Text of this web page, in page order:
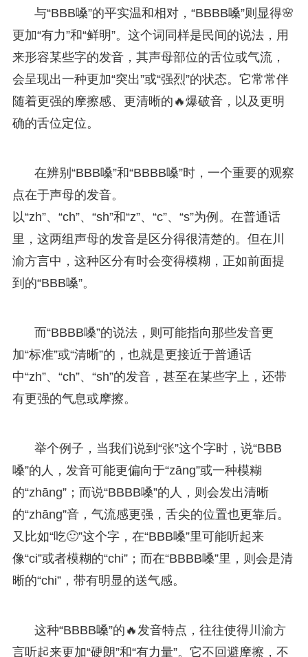
与“BBB嗓”的平实温和相对，“BBBB嗓”则显得🌸
更加“有力”和“鲜明”。这个词同样是民间的说法，用
来形容某些字的发音，其声母部位的舌位或气流，
会呈现出一种更加“突出”或“强烈”的状态。它常常伴
随着更强的摩擦感、更清晰的🔥爆破音，以及更明
确的舌位定位。
在辨别“BBB嗓”和“BBBB嗓”时，一个重要的观察
点在于声母的发音。
以“zh”、“ch”、“sh”和“z”、“c”、“s”为例。在普通话
里，这两组声母的发音是区分得很清楚的。但在川
渝方言中，这种区分有时会变得模糊，正如前面提
到的“BBB嗓”。
而“BBBB嗓”的说法，则可能指向那些发音更
加“标准”或“清晰”的，也就是更接近于普通话
中“zh”、“ch”、“sh”的发音，甚至在某些字上，还带
有更强的气息或摩擦。
举个例子，当我们说到“张”这个字时，说“BBB
嗓”的人，发音可能更偏向于“zāng”或一种模糊
的“zhāng”；而说“BBBB嗓”的人，则会发出清晰
的“zhāng”音，气流感更强，舌尖的位置也更靠后。
又比如“吃🙂”这个字，在“BBB嗓”里可能听起来
像“ci”或者模糊的“chi”；而在“BBBB嗓”里，则会是清
晰的“chi”，带有明显的送气感。
这种“BBBB嗓”的🔥发音特点，往往使得川渝方
言听起来更加“硬朗”和“有力量”。它不回避摩擦，不